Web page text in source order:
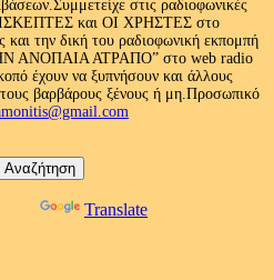
στις ραδιοφωνικές
και ΟΙ ΧΡΗΣΤΕΣ στο
την δική του ραδιοφωνική εκπομπή
ΑΝΟΠΑΙΑ ΑΤΡΑΠΟ” στο web radio
έχουν να ξυπνήσουν και άλλους
βαρβάρους ξένους ή μη.Προσωπικό
Translate